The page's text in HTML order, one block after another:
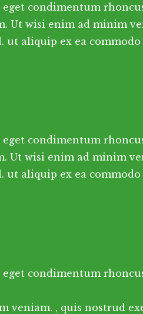
condimentum
Ut wisi enim ad minim
aliquip ex ea commodo
condimentum
Ut wisi enim ad minim
aliquip ex ea commodo
condimentum
veniam. , quis nostrud